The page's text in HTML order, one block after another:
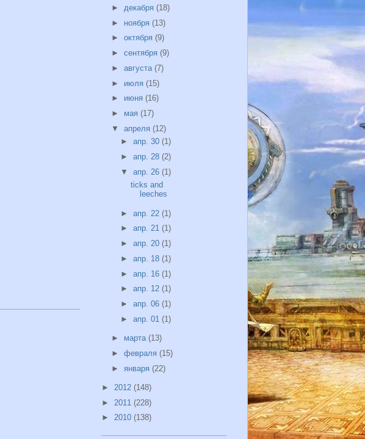
► декабря (18)
► ноября (13)
► октября (9)
► сентября (9)
► августа (7)
► июля (15)
► июня (16)
► мая (17)
▼ апреля (12)
►апр. 30(1)
►апр. 28(2)
▼апр. 26(1)
ticks and
leeches
►апр. 22(1)
►апр. 21(1)
►апр. 20(1)
►апр. 18(1)
►апр. 16(1)
►апр. 12(1)
►апр. 06(1)
►апр. 01(1)
► марта (13)
► февраля (15)
► января (22)
► 2012 (148)
► 2011 (228)
► 2010 (138)